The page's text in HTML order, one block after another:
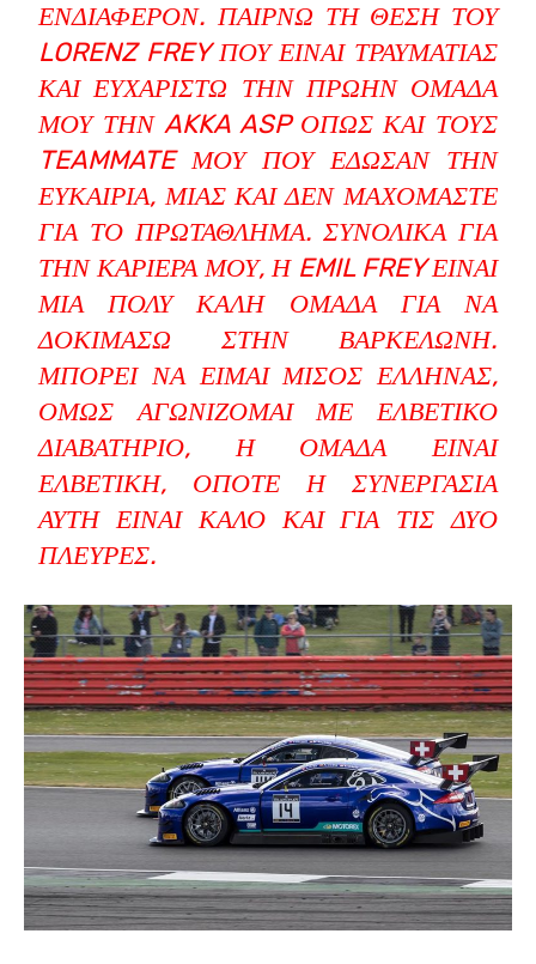
ΕΝΔΙΑΦΈΡΟΝ. ΠΑΊΡΝΩ ΤΗ ΘΈΣΗ ΤΟΥ
LORENZ FREY ΠΟΥ ΕΊΝΑΙ ΤΡΑΥΜΑΤΊΑΣ
ΚΑΙ ΕΥΧΑΡΙΣΤΏ ΤΗΝ ΠΡΏΗΝ ΟΜΆΔΑ
ΜΟΥ ΤΗΝ AKKA ASP ΌΠΩΣ ΚΑΙ ΤΟΥΣ
TEAMMATE ΜΟΥ ΠΟΥ ΈΔΩΣΑΝ ΤΗΝ
ΕΥΚΑΙΡΊΑ, ΜΙΑΣ ΚΑΙ ΔΕΝ ΜΑΧΌΜΑΣΤΕ
ΓΙΑ ΤΟ ΠΡΩΤΆΘΛΗΜΑ. ΣΥΝΟΛΙΚΆ ΓΙΑ
ΤΗΝ ΚΑΡΙΈΡΑ ΜΟΥ, Η EMIL FREY ΕΊΝΑΙ
ΜΙΑ ΠΟΛΎ ΚΑΛΉ ΟΜΆΔΑ ΓΙΑ ΝΑ
ΔΟΚΙΜΆΣΩ ΣΤΗΝ ΒΑΡΚΕΛΏΝΗ.
ΜΠΟΡΕΊ ΝΑ ΕΊΜΑΙ ΜΙΣΌΣ ΈΛΛΗΝΑΣ,
ΌΜΩΣ ΑΓΩΝΊΖΟΜΑΙ ΜΕ ΕΛΒΕΤΙΚΌ
ΔΙΑΒΑΤΉΡΙΟ, Η ΟΜΆΔΑ ΕΊΝΑΙ
ΕΛΒΕΤΙΚΉ, ΟΠΌΤΕ Η ΣΥΝΕΡΓΑΣΊΑ
ΑΥΤΉ ΕΊΝΑΙ ΚΑΛΌ ΚΑΙ ΓΙΑ ΤΙΣ ΔΎΟ
ΠΛΕΥΡΈΣ.